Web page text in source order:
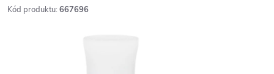
Kód produktu: 667696